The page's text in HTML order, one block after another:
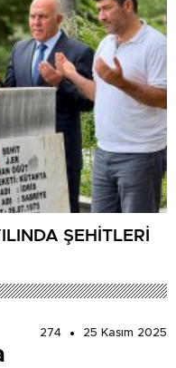
ŞEHİTLERİ
274
25 Kasım 2025